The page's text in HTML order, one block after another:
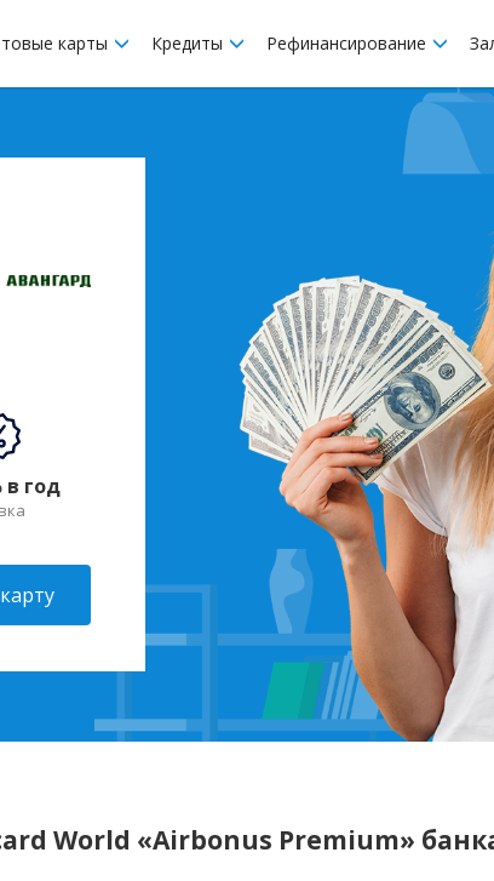
карты Кредиты Рефинансирование
в год
World «Airbonus Premium»